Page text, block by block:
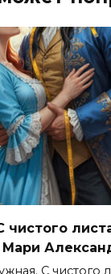
чистого
Мари
С чистого